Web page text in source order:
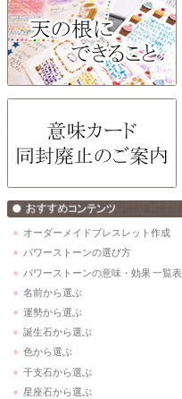
オーダーメイドブレスレット作成
パワーストーンの選び方
パワーストーンの意味・効果 一覧表
名前から選ぶ
運勢から選ぶ
誕生石から選ぶ
色から選ぶ
干支石から選ぶ
星座石から選ぶ